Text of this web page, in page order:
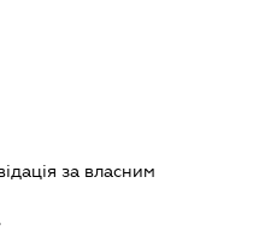
за власним